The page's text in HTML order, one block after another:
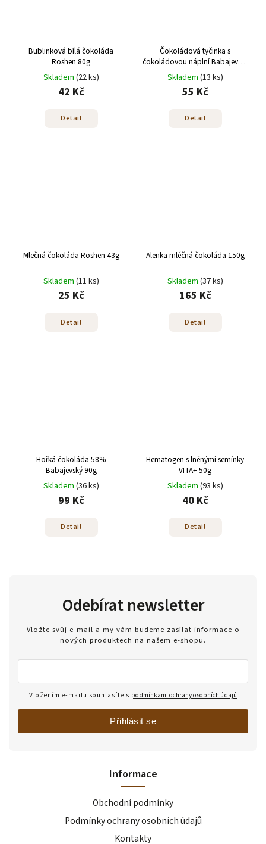
Bublinková bílá čokoláda
Roshen 80g
Skladem (22 ks)
42 Kč
Detail
Čokoládová tyčinka s
čokoládovou náplní Babajevský
50g
Skladem (13 ks)
55 Kč
Detail
Mlečná čokoláda Roshen 43g
Skladem (11 ks)
25 Kč
Detail
Alenka mléčná čokoláda 150g
Skladem (37 ks)
165 Kč
Detail
Hořká čokoláda 58%
Babajevský 90g
Skladem (36 ks)
99 Kč
Detail
Hematogen s lněnými semínky
VITA+ 50g
Skladem (93 ks)
40 Kč
Detail
Informace
Obchodní podmínky
Podmínky ochrany osobních údajů
Kontakty
Odebírat newsletter
Vložte svůj e-mail a my vám budeme zasílat informace o
nových produktech na našem e-shopu.
Vložením e-mailu souhlasíte s podmínkami ochrany osobních údajů
Přihlásit se